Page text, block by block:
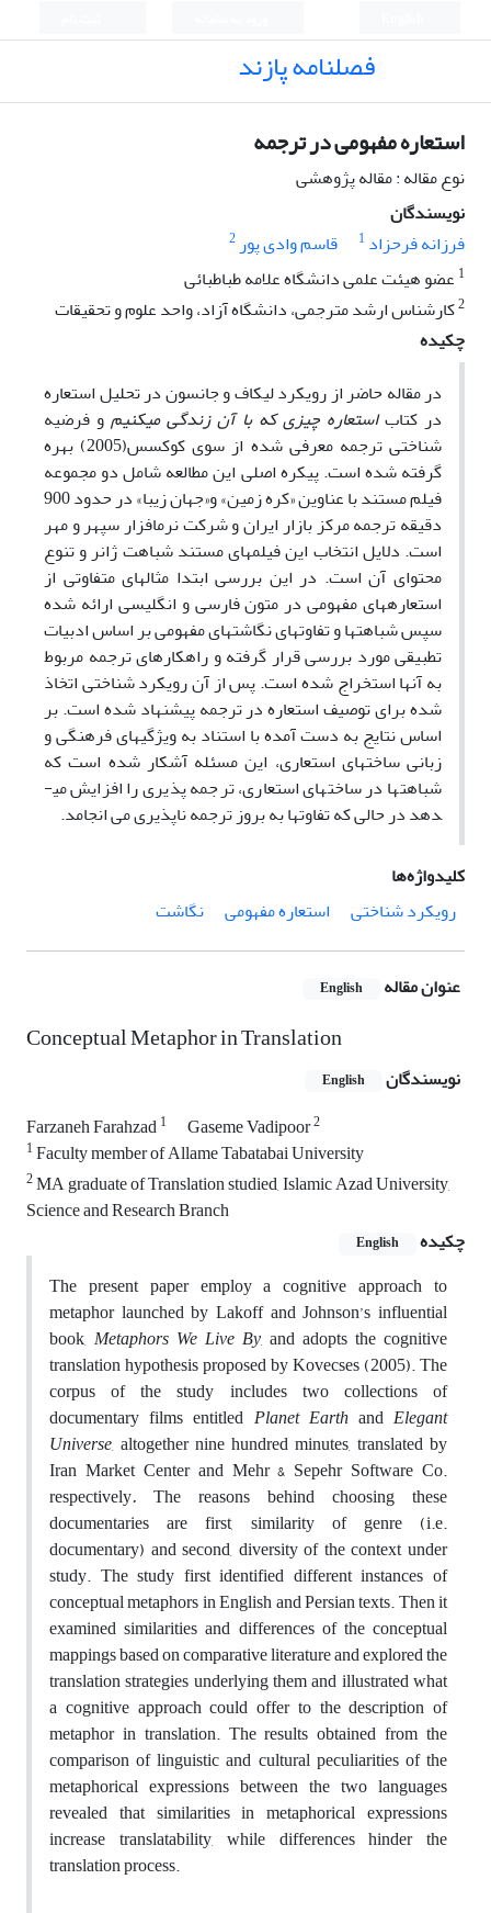
فصلنامه پازند
استعاره مفهومی در ترجمه
نوع مقاله : مقاله پژوهشی
نویسندگان
فرزانه فرحزاد 1 قاسم وادی پور2
1 عضو هیئت علمی دانشگاه علامه طباطبائی
2کارشناس ارشد مترجمی، دانشگاه آزاد، واحد علوم و تحقیقات
چکیده
در مقاله حاضر از رویکرد لیکاف و جانسون در تحلیل استعاره
در کتاباستعاره چیزی که با آن زندگی می­کنیمو فرضیه
شناختی ترجمه معرفی شده از سوی کوکسس(2005) بهره
گرفته شده است. پیکره اصلی این مطالعه شامل دو مجموعه
فیلم مستند با عناوین «کره زمین» و«جهان زیبا» در حدود 900
دقیقه ترجمه مرکز بازار ایران و شرکت نرم­افزار سپهر و مهر
است. دلایل انتخاب این فیلم­های مستند شباهت ژانر و تنوع
محتوای آن است. در این بررسی ابتدا مثال­های متفاوتی از
استعاره­های مفهومی در متون فارسی و انگلیسی ارائه شده
سپس شباهت­ها و تفاوت­های نگاشت­های مفهومی بر اساس ادبیات
تطبیقی مورد بررسی قرار گرفته و راهکارهای ترجمه مربوط
به آنها استخراج شده است. پس از آن رویکرد شناختی اتخاذ
شده برای توصیف استعاره در ترجمه پیشنهاد شده است. بر
اساس نتایج به دست آمده با استناد به ویژگی­های فرهنگی و
زبانی ساخت­های استعاری، این مسئله آشکار شده است که
شباهت­ها در ساخت­های استعاری، ترجمه ­پذیری را افزایش می­
دهد در حالی که تفاوت­ها به بروز ترجمه ­ناپذیری می­ انجامد.
کلیدواژه‌ها
رویکرد شناختی
استعاره مفهومی نگاشت
عنوان مقاله English
Conceptual Metaphor in Translation
نویسندگان English
Farzaneh Farahzad1 Gaseme Vadipoor2
1Faculty member of Allame Tabatabai University
2MA graduate of Translation studied, Islamic Azad University,
Science and Research Branch
چکیده
English
The present paper employ a cognitive approach to
metaphor launched by Lakoff and Johnson’s influential
book, Metaphors We Live By, and adopts the cognitive
translation hypothesis proposed by Kovecses (2005). The
corpus of the study includes two collections of
documentary films entitled Planet Earth andElegant
Universe, altogether nine hundred minutes, translated by
Iran Market Center and Mehr & Sepehr Software Co.
respectively. The reasons behind choosing these
documentaries are first, similarity of genre (i.e.
documentary) and second, diversity of the context under
study. The study first identified different instances of
conceptual metaphors in English and Persian texts. Then it
examined similarities and differences of the conceptual
mappings based on comparative literature and explored the
translation strategies underlying them and illustrated what
a cognitive approach could offer to the description of
metaphor in translation. The results obtained from the
comparison of linguistic and cultural peculiarities of the
metaphorical expressions between the two languages
revealed that similarities in metaphorical expressions
increase translatability, while differences hinder the
translation process.